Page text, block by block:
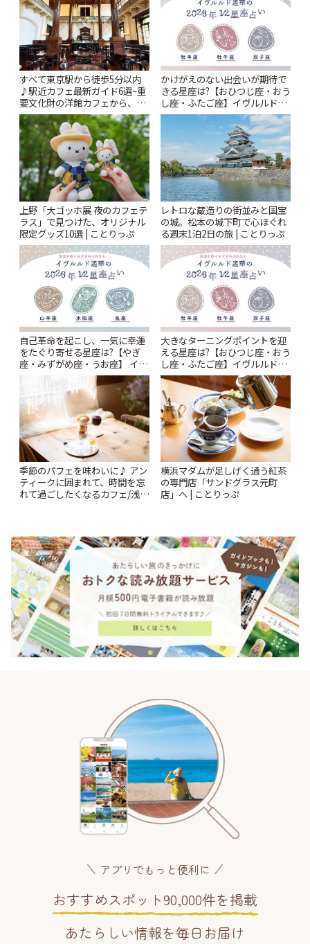
すべて東京駅から徒歩5分以内
♪駅近カフェ最新ガイド6選~重
要文化財の洋館カフェから、改
札すぐのレトロ喫茶まで~ | こと
りっぷ
かけがえのない出会いが期待で
きる星座は?【おひつじ座・おう
し座・ふたご座】イヴルルド遙
華2026年の幕開け~New Year~ |
ことりっぷ
上野「大ゴッホ展 夜のカフェテ
ラス」で見つけた、オリジナル
限定グッズ10選 | ことりっぷ
レトロな蔵造りの街並みと国宝
の城。松本の城下町で心ほぐれ
る週末1泊2日の旅 | ことりっぷ
自己革命を起こし、一気に幸運
をたぐり寄せる星座は?【やぎ
座・みずがめ座・うお座】 イヴ
ルルド遙華2026年 夏の運勢
~Summer~ | ことりっぷ
大きなターニングポイントを迎
える星座は?【おひつじ座・おう
し座・ふたご座】イヴルルド遙
華2026年 夏の運勢~Summer~ |
ことりっぷ
季節のパフェを味わいに♪ アン
ティークに囲まれて、時間を忘
れて過ごしたくなるカフェ/浅草
横浜マダムが足しげく通う紅茶
の専門店「サンドグラス元町
店」へ | ことりっぷ
アプリでもっと便利に
おすすめスポット90,000件を掲載
あたらしい情報を毎日お届け